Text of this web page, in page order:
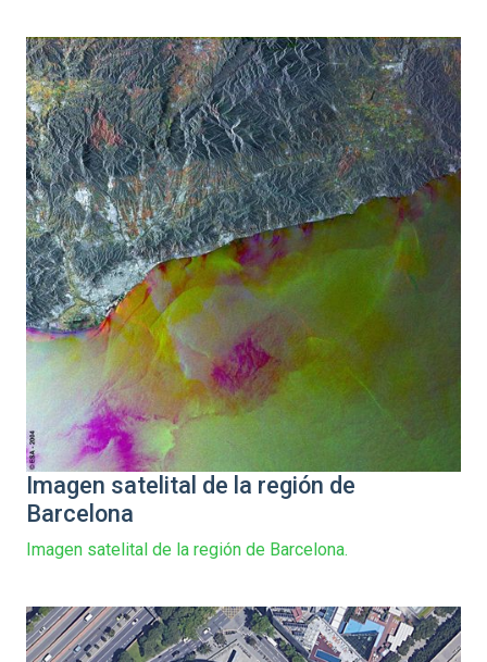
Imagen satelital de la región de
Barcelona
Imagen satelital de la región de Barcelona.